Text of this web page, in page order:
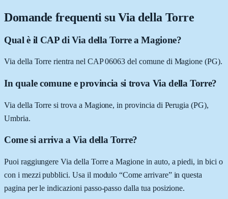
Domande frequenti su Via della Torre
Qual è il CAP di Via della Torre a Magione?
Via della Torre rientra nel CAP 06063 del comune di Magione (PG).
In quale comune e provincia si trova Via della Torre?
Via della Torre si trova a Magione, in provincia di Perugia (PG),
Umbria.
Come si arriva a Via della Torre?
Puoi raggiungere Via della Torre a Magione in auto, a piedi, in bici o
con i mezzi pubblici. Usa il modulo “Come arrivare” in questa
pagina per le indicazioni passo-passo dalla tua posizione.